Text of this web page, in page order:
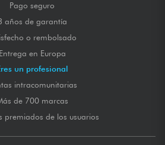
Pago seguro
años de garantía
o rembolsado
Entrega en Europa
un profesional
intracomunitarias
de 700 marcas
premiados de los usuarios